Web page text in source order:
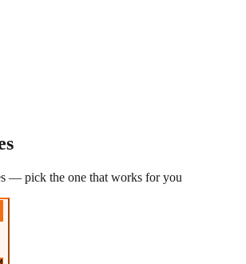
— pick the one that works for you